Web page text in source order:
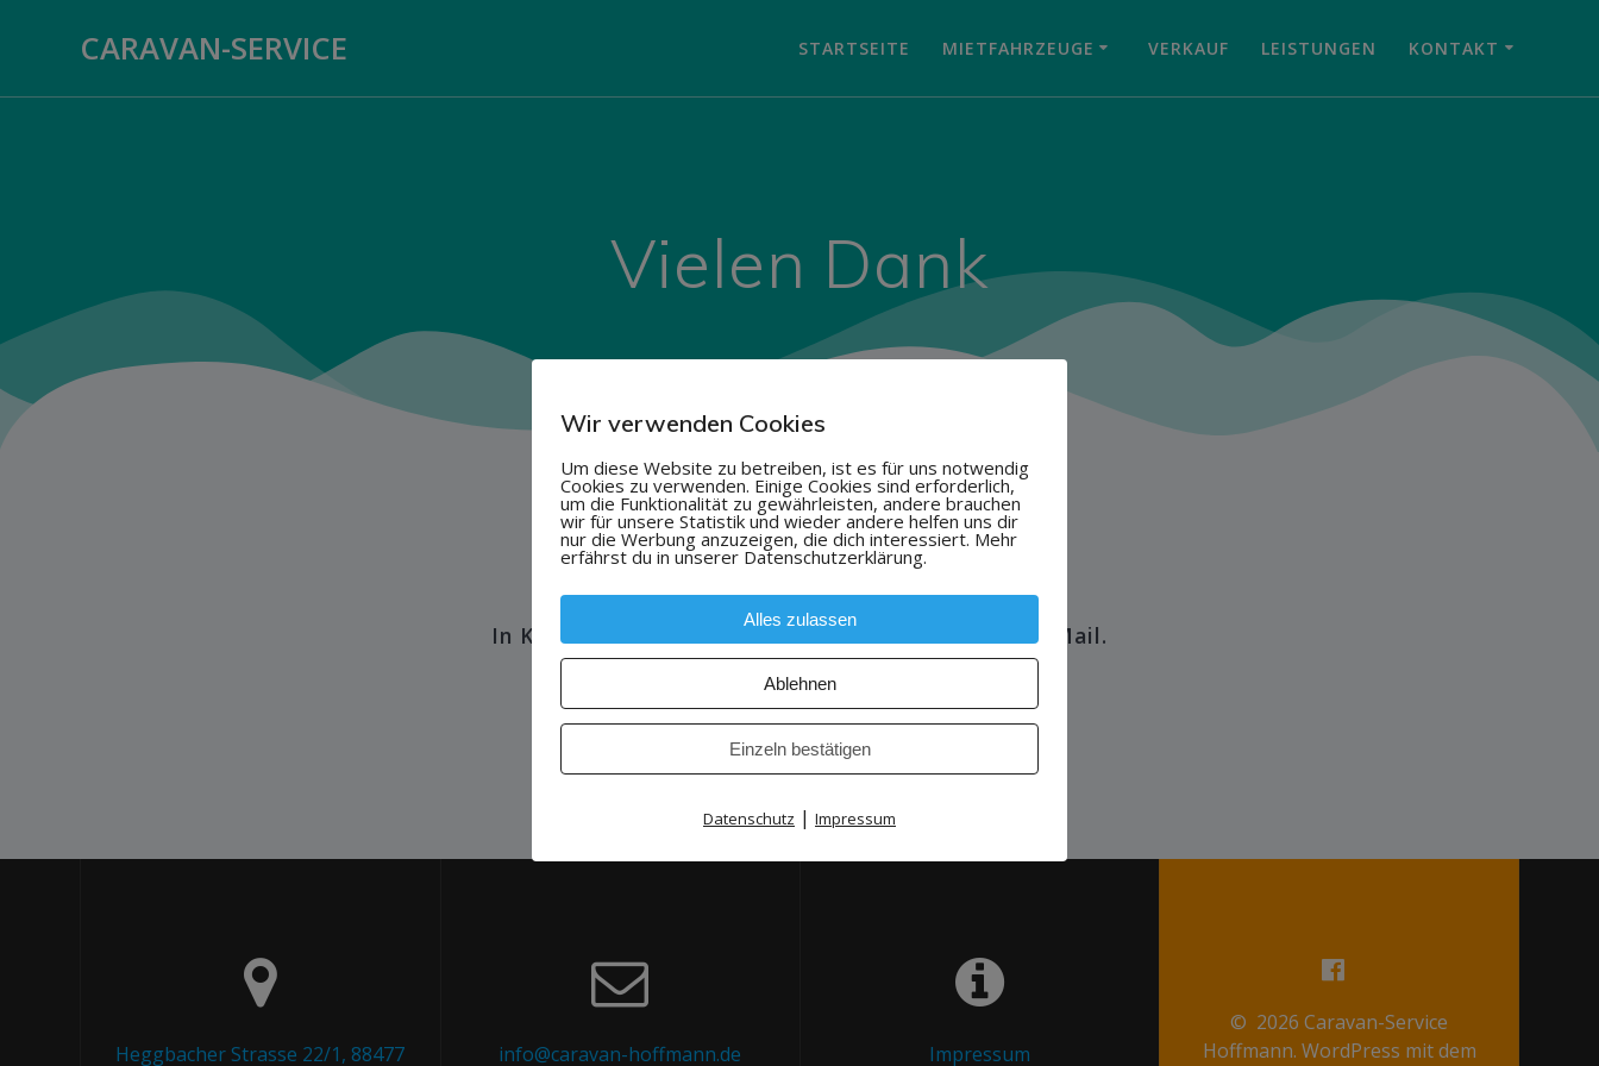
CARAVAN-SERVICE STARTSEITE MIETFAHRZEUGE VERKAUF LEISTUNGEN KONTAKT
Vielen Dank
In Kürze geben wir Ihnen weiteren Bescheid per E-Mail.
Heggbacher Strasse 22/1, 88477 info@caravan-hoffmann.de Impressum
© 2026 Caravan-Service
Hoffmann. WordPress mit dem
Wir verwenden Cookies
Um diese Website zu betreiben, ist es für uns notwendig
Cookies zu verwenden. Einige Cookies sind erforderlich,
um die Funktionalität zu gewährleisten, andere brauchen
wir für unsere Statistik und wieder andere helfen uns dir
nur die Werbung anzuzeigen, die dich interessiert. Mehr
erfährst du in unserer Datenschutzerklärung.
Alles zulassen
Ablehnen
Einzeln bestätigen
Datenschutz | Impressum